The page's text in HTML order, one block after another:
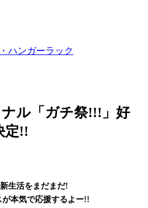
ハンガーラック
ル「ガチ祭!!!」好
定!!
生活をまだまだ!
が本気で応援するよー!!